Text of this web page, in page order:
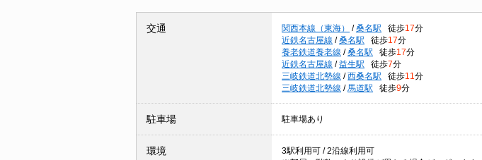
交通 関西本線（東海） / 桑名駅 徒歩17分
近鉄名古屋線 / 桑名駅 徒歩17分
養老鉄道養老線 / 桑名駅 徒歩17分
近鉄名古屋線 / 益生駅 徒歩7分
三岐鉄道北勢線 / 西桑名駅 徒歩11 分
三岐鉄道北勢線 / 馬道駅 徒歩9分
駐車場 駐車場あり
環境
3駅利用可 / 2沿線利用可